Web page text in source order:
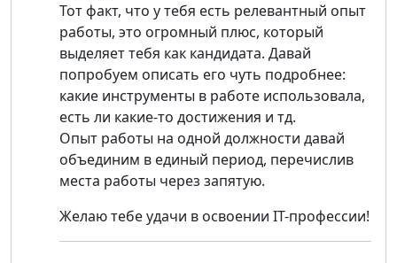
Тот факт, что у тебя есть релевантный опыт
работы, это огромный плюс, который
выделяет тебя как кандидата. Давай
попробуем описать его чуть подробнее:
какие инструменты в работе использовала,
есть ли какие-то достижения и тд.
Опыт работы на одной должности давай
объединим в единый период, перечислив
места работы через запятую.
Желаю тебе удачи в освоении IT-профессии!